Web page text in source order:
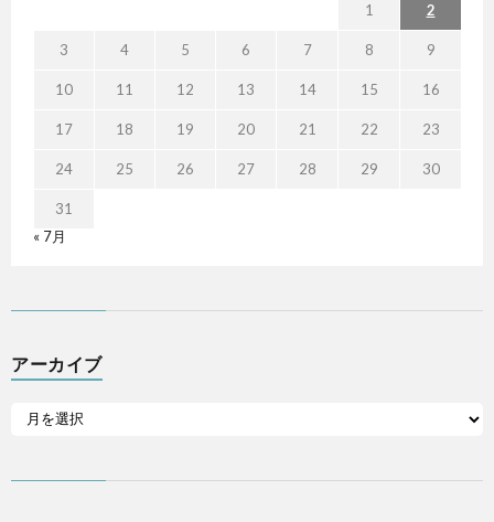
1 2
3 4 5 6 7 8 9
10 11 12 13 14 15 16
17 18 19 20 21 22 23
24 25 26 27 28 29 30
31
« 7月
アーカイブ